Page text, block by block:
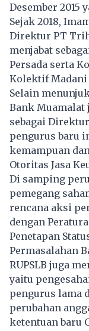
Desember 2015
Sejak 2018,
Direktur PT
menjabat
Persada serta
Kolektif Madani
Selain
Bank Muamalat
sebagai
pengurus baru
kemampuan
Otoritas Jasa
Di samping
pemegang
rencana aksi
dengan
Penetapan
Permasalahan
RUPSLB juga
yaitu
pengurus lama
perubahan
ketentuan baru